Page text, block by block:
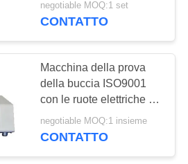
negotiable MOQ:1 set
CONTATTO
Macchina della prova
della buccia ISO9001
con le ruote elettriche di
2 gruppi
negotiable MOQ:1 insieme
CONTATTO